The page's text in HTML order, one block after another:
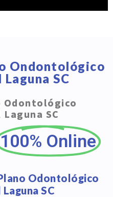
Ondontológico
SC
Odontológico
SC
100% Online
Odontológico
SC